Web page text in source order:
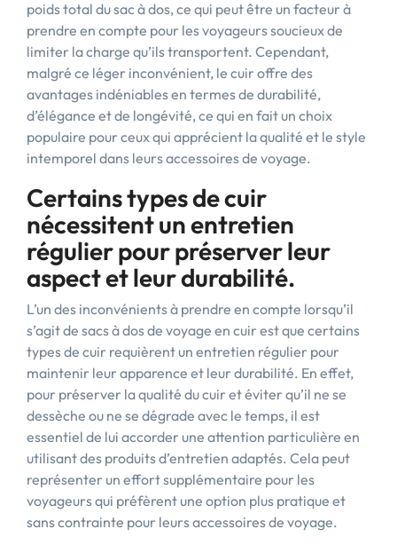
poids total du sac à dos, ce qui peut être un facteur à
prendre en compte pour les voyageurs soucieux de
limiter la charge qu’ils transportent. Cependant,
malgré ce léger inconvénient, le cuir offre des
avantages indéniables en termes de durabilité,
d’élégance et de longévité, ce qui en fait un choix
populaire pour ceux qui apprécient la qualité et le style
intemporel dans leurs accessoires de voyage.
Certains types de cuir
nécessitent un entretien
régulier pour préserver leur
aspect et leur durabilité.
L’un des inconvénients à prendre en compte lorsqu’il
s’agit de sacs à dos de voyage en cuir est que certains
types de cuir requièrent un entretien régulier pour
maintenir leur apparence et leur durabilité. En effet,
pour préserver la qualité du cuir et éviter qu’il ne se
dessèche ou ne se dégrade avec le temps, il est
essentiel de lui accorder une attention particulière en
utilisant des produits d’entretien adaptés. Cela peut
représenter un effort supplémentaire pour les
voyageurs qui préfèrent une option plus pratique et
sans contrainte pour leurs accessoires de voyage.